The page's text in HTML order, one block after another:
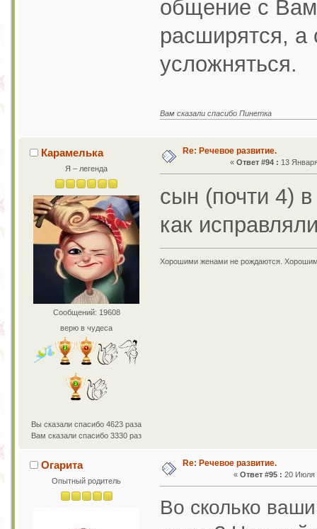
общение с
расширятся, а
усложняться.
Вам сказали спасибо Пинетка
Карамелька
Я – легенда
Сообщений: 19608
верю в чудеса
Вы сказали спасибо 4623 раза
Вам сказали спасибо 3330 раз
Re: Речевое развитие.
« Ответ #94 : 13
сын (почти 4)
как
Хорошими женами не рождаются.
Огарита
Опытный родитель
Re: Речевое развитие.
« Ответ #95 : 20 Июля
Во сколько